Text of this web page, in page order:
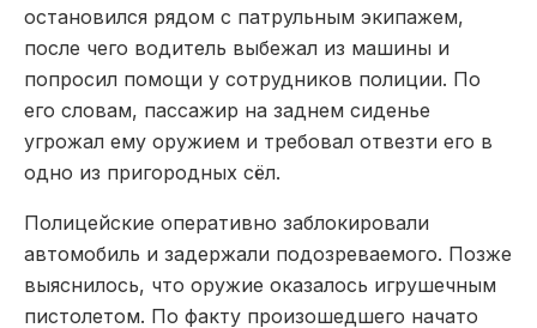
остановился рядом с патрульным экипажем,
после чего водитель выбежал из машины и
попросил помощи у сотрудников полиции. По
его словам, пассажир на заднем сиденье
угрожал ему оружием и требовал отвезти его в
одно из пригородных сёл.
Полицейские оперативно заблокировали
автомобиль и задержали подозреваемого. Позже
выяснилось, что оружие оказалось игрушечным
пистолетом. По факту произошедшего начато